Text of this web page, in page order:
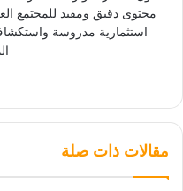
محتوى دقيق ومفيد للمجتمع
استثمارية مدروسة
مقالات ذات صلة